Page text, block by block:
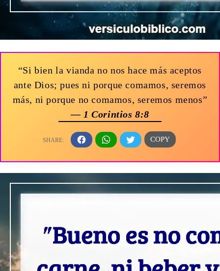
“Si bien la vianda no nos hace más aceptos
ante Dios; pues ni porque comamos, seremos
más, ni porque no comamos, seremos menos”
— 1 Corintios 8:8